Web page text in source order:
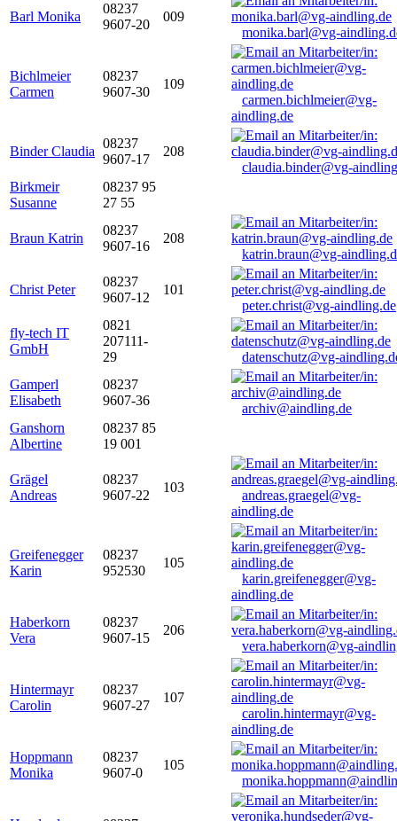
Barl Monika
08237
9607-20
009
monika.barl@vg-
Bichlmeier
Carmen
08237
9607-30
109
carmen.bichlmeier@vg-
aindling.de
Binder Claudia
08237
9607-17
208
claudia.binder@vg-
Birkmeir
Susanne
08237 95
27 55
Braun Katrin
08237
9607-16
208
katrin.braun@vg-
Christ Peter
08237
9607-12
101
peter.christ@vg-aindling.de
fly-tech IT
GmbH
0821
207111-
29
datenschutz@vg-
Gamperl
Elisabeth
08237
9607-36
archiv@aindling.de
Ganshorn
Albertine
08237 85
19 001
Grägel
Andreas
08237
9607-22
103
andreas.graegel@vg-
aindling.de
Greifenegger
Karin
08237
952530
105
karin.greifenegger@vg-
aindling.de
Haberkorn
Vera
08237
9607-15
206
vera.haberkorn@vg-
Hintermayr
Carolin
08237
9607-27
107
carolin.hintermayr@vg-
aindling.de
Hoppmann
Monika
08237
9607-0
105